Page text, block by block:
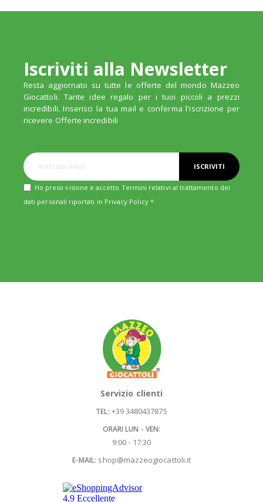
Iscriviti alla Newsletter
Resta aggiornato su tutte le offerte del mondo Mazzeo
Giocattoli. Tante idee regalo per i tuoi piccoli a prezzi
incredibili. Inserisci la tua mail e conferma l'iscrizione per
ricevere Offerte incredibili
ISCRIVITI
Ho preso visione e accetto Termini relativi al trattamento dei
dati personali riportati in Privacy Policy*
Servizio clienti
TEL: +39 3480437875
ORARI LUN - VEN:
9:00 - 17:30
E-MAIL: shop@mazzeogiocattoli.it